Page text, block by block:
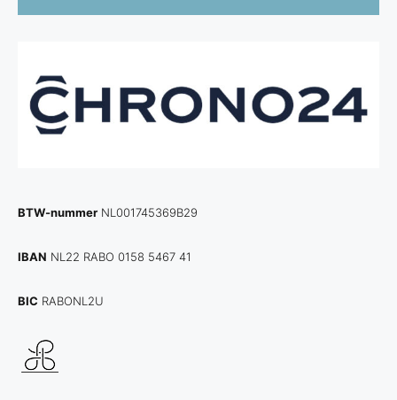
BTW-nummer NL001745369B29
IBAN NL22 RABO 0158 5467 41
BIC RABONL2U